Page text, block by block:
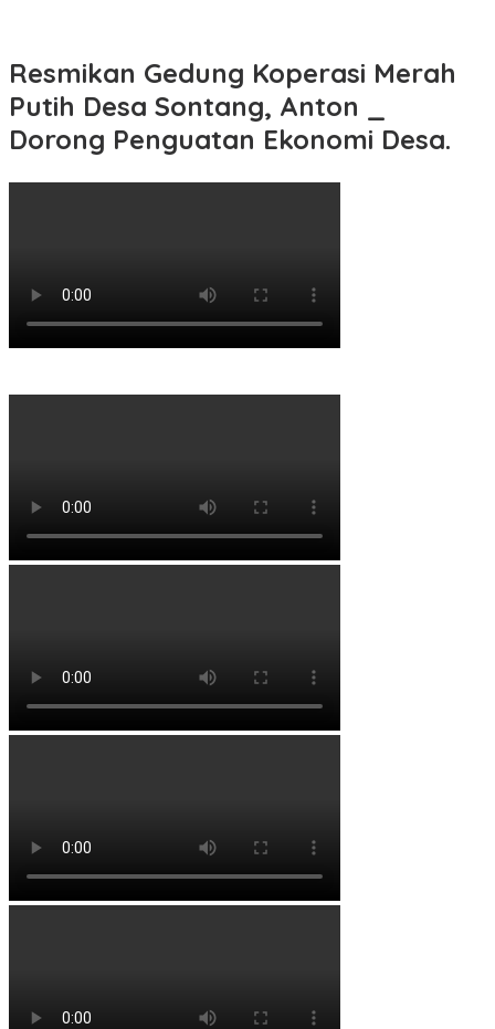
Resmikan Gedung Koperasi Merah
Putih Desa Sontang, Anton _
Dorong Penguatan Ekonomi Desa.